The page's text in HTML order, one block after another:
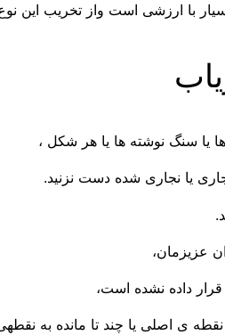
با ارزشی است واز تخریب این
یا سنگ نوشته ها یا هر شکل ،
یا نجاری شده دست نزنید.
ی اصلی یا چند تا مانده به